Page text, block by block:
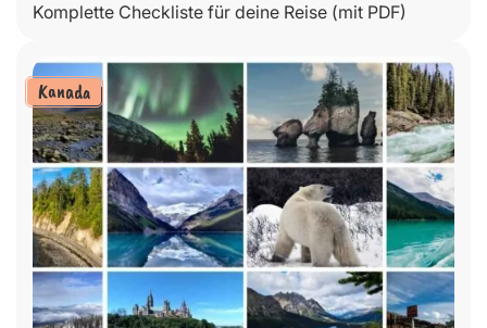
Komplette Checkliste für deine Reise (mit PDF)
Kanada